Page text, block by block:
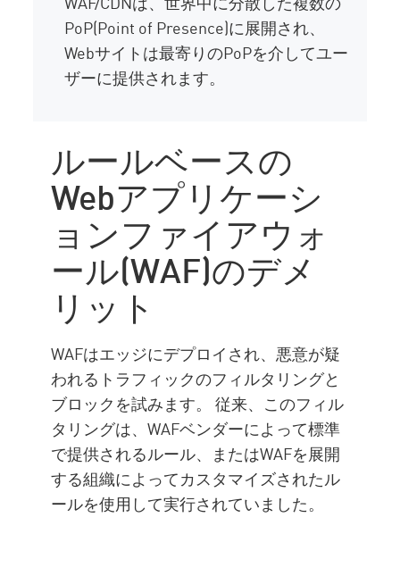
PoP(Point of Presence)に展開され、
Webサイトは最寄りのPoPを介してユー
ザーに提供されます。
ルールベースの
Webアプリケーシ
ョンファイアウォ
ール(WAF)のデメ
リット
WAFはエッジにデプロイされ、悪意が疑
われるトラフィックのフィルタリングと
ブロックを試みます。 従来、このフィル
タリングは、WAFベンダーによって標準
で提供されるルール、またはWAFを展開
する組織によってカスタマイズされたル
ールを使用して実行されていました。